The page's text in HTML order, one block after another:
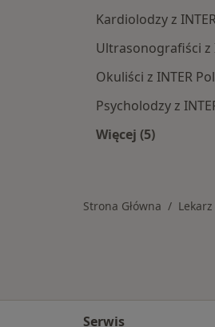
Kardiolodzy z
Ultrasonografiści z
Okuliści z INTER
Psycholodzy z
Więcej (5)
Strona Główna
Serwis